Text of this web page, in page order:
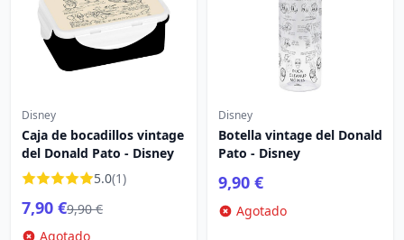
Disney
Caja de bocadillos vintage
del Donald Pato - Disney
5.0(1)
7,90 €9,90 €
Agotado
Disney
Botella vintage del Donald
Pato - Disney
9,90 €
Agotado